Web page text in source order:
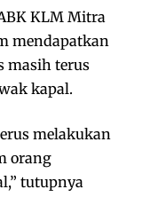
KLM Mitra
mendapatkan
masih terus
kapal.
melakukan
orang
tutupnya